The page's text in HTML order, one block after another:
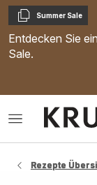
Kopieren
Summer Sale
Entdecken Sie
Sale.
Das
Rezepte